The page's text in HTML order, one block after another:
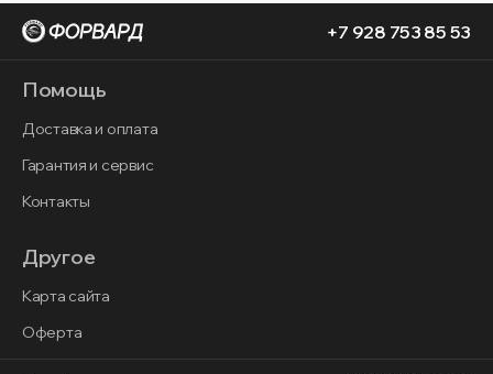
+7 928 753 85 53
Помощь
Доставка и оплата
Гарантия и сервис
Контакты
Другое
Карта сайта
Оферта